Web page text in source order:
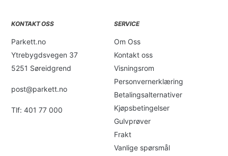
KONTAKT OSS
Parkett.no
Ytrebygdsvegen 37
5251 Søreidgrend
post@parkett.no
Tlf: 401 77 000
SERVICE
Om Oss
Kontakt oss
Visningsrom
Personvernerklæring
Betalingsalternativer
Kjøpsbetingelser
Gulvprøver
Frakt
Vanlige spørsmål